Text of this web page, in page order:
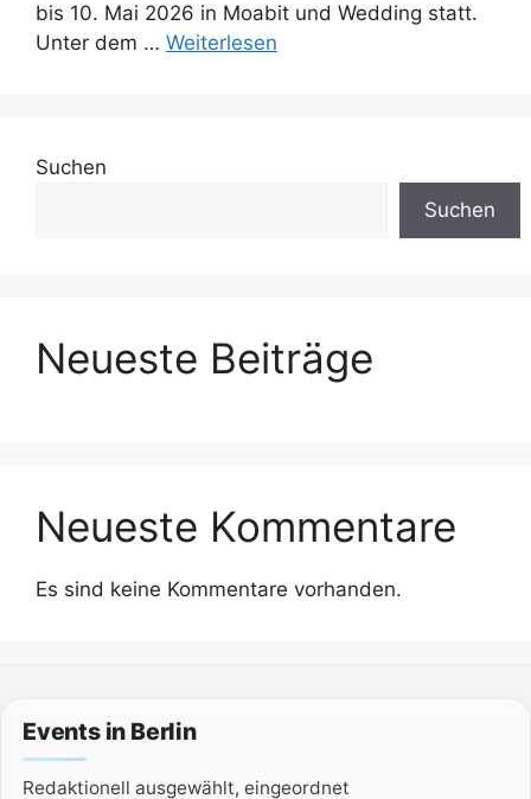
bis 10. Mai 2026 in Moabit und Wedding statt.
Unter dem … Weiterlesen
Suchen
Suchen
Neueste Beiträge
Neueste Kommentare
Es sind keine Kommentare vorhanden.
Events in Berlin
Redaktionell ausgewählt, eingeordnet